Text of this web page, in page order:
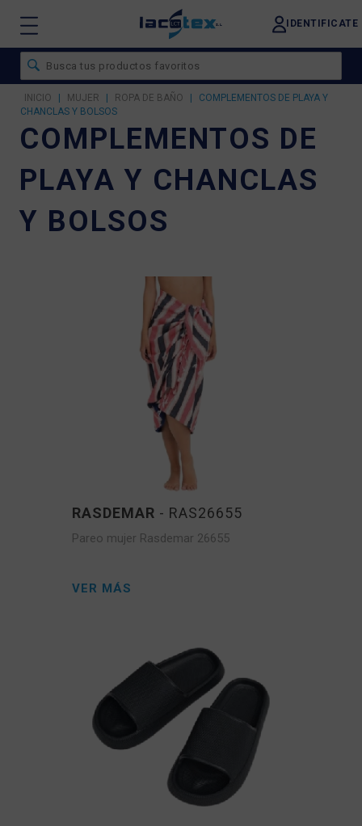
IDENTIFICATE
INICIO MUJER ROPA DE BAÑO
COMPLEMENTOS DE PLAYA Y
CHANCLAS Y BOLSOS
COMPLEMENTOS DE
PLAYA Y CHANCLAS
Y BOLSOS
RASDEMAR - RAS26655
Pareo mujer Rasdemar 26655
VER MÁS